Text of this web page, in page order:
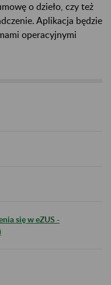
o dzieło, czy też
Aplikacja będzie
operacyjnymi
się w eZUS -